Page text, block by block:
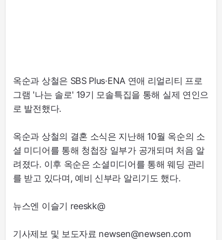
옥순과 상철은 SBS Plus·ENA 연애 리얼리티 프로
그램 '나는 솔로' 19기 모솔특집을 통해 실제 연인으
로 발전했다.
옥순과 상철의 결혼 소식은 지난해 10월 옥순의 소
셜 미디어를 통해 청첩장 일부가 공개되며 처음 알
려졌다. 이후 옥순은 소셜미디어를 통해 웨딩 관리
를 받고 있다며, 예비 신부라 알리기도 했다.
뉴스엔 이슬기 reeskk@
기사제보 및 보도자료 newsen@newsen.com